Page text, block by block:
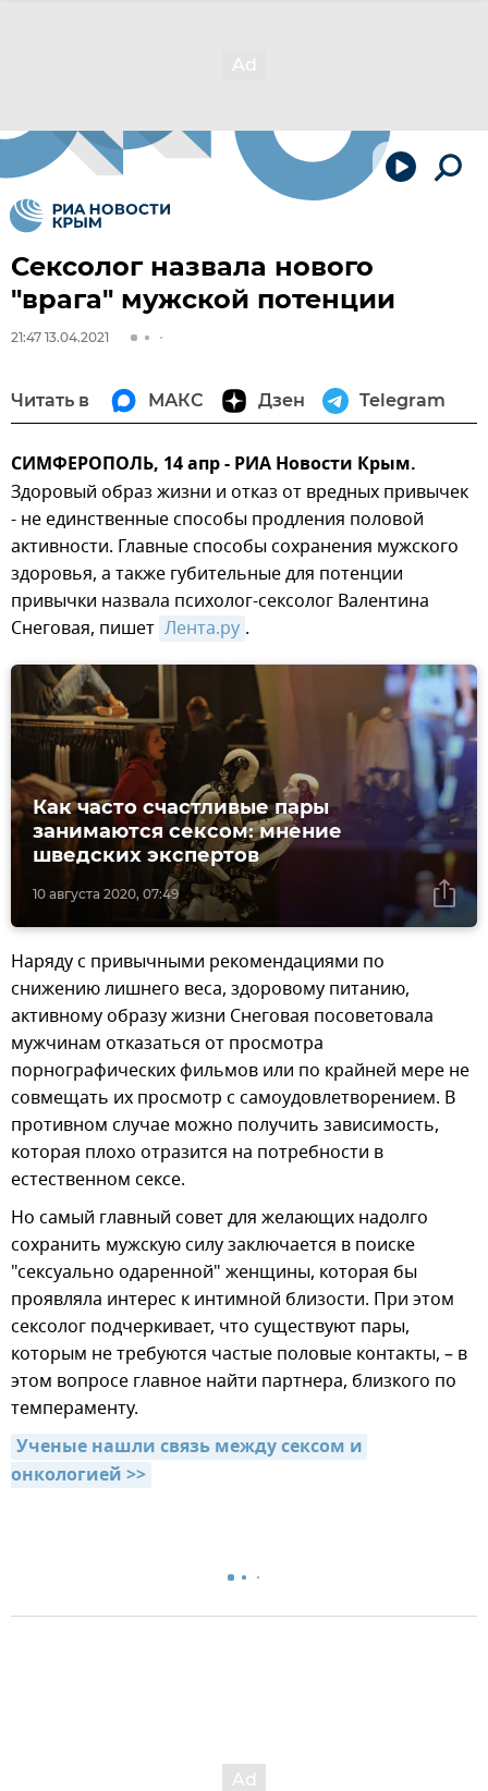
Сексолог назвала нового
"врага" мужской потенции
21:47 13.04.2021
Читать в МАКС Дзен Telegram
СИМФЕРОПОЛЬ, 14 апр - РИА Новости Крым.
Здоровый образ жизни и отказ от вредных привычек
- не единственные способы продления половой
активности. Главные способы сохранения мужского
здоровья, а также губительные для потенции
привычки назвала психолог-сексолог Валентина
Снеговая, пишет Лента.ру .
10 августа 2020, 07:49
Как часто счастливые пары
занимаются сексом: мнение
шведских экспертов
Наряду с привычными рекомендациями по
снижению лишнего веса, здоровому питанию,
активному образу жизни Снеговая посоветовала
мужчинам отказаться от просмотра
порнографических фильмов или по крайней мере не
совмещать их просмотр с самоудовлетворением. В
противном случае можно получить зависимость,
которая плохо отразится на потребности в
естественном сексе.
Но самый главный совет для желающих надолго
сохранить мужскую силу заключается в поиске
"сексуально одаренной" женщины, которая бы
проявляла интерес к интимной близости. При этом
сексолог подчеркивает, что существуют пары,
которым не требуются частые половые контакты, – в
этом вопросе главное найти партнера, близкого по
темпераменту.
Ученые нашли связь между сексом и
онкологией >>